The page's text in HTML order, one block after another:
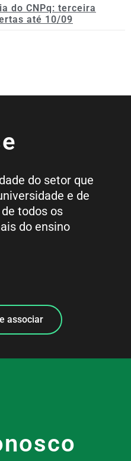
do CNPq: terceira
até 10/09
do setor que
e de
todos os
do ensino
associar